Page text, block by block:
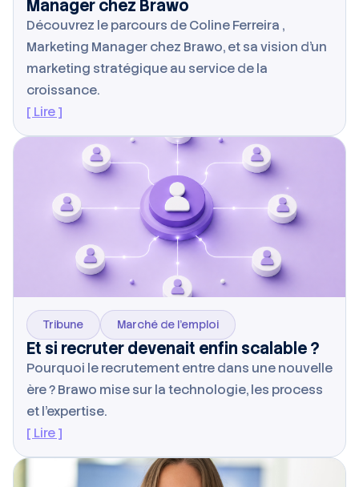
Manager chez Brawo
Découvrez le parcours de Coline Ferreira ,
Marketing Manager chez Brawo, et sa vision d’un
marketing stratégique au service de la
croissance.
[ Lire ]
Tribune Marché de l’emploi
Et si recruter devenait enfin scalable ?
Pourquoi le recrutement entre dans une nouvelle
ère ? Brawo mise sur la technologie, les process
et l’expertise.
[ Lire ]